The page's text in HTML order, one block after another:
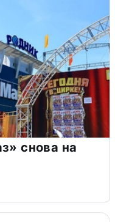
снова на